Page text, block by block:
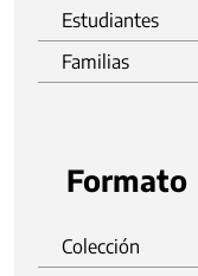
Estudiantes
Familias
Formato
Colección